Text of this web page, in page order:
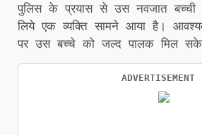
पुलिस के प्रयास से उस नवजात
लिये एक व्यक्ति सामने आया है।
पर उस बच्चे को जल्द पालक मिल
ADVERTISEMENT